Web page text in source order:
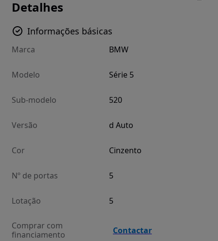
Detalhes
Informações básicas
Marca BMW
Modelo Série 5
Sub-modelo 520
Versão d Auto
Cor Cinzento
Nº de portas 5
Lotação 5
Comprar com
financiamento
Contactar